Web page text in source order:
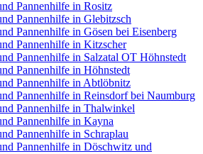
Pannenhilfe in Rositz
Pannenhilfe in Glebitzsch
Pannenhilfe in Gösen bei Eisenberg
Pannenhilfe in Kitzscher
Pannenhilfe in Salzatal OT Höhnstedt
Pannenhilfe in Höhnstedt
Pannenhilfe in Abtlöbnitz
Pannenhilfe in Reinsdorf bei Naumburg
Pannenhilfe in Thalwinkel
Pannenhilfe in Kayna
Pannenhilfe in Schraplau
Pannenhilfe in Döschwitz und